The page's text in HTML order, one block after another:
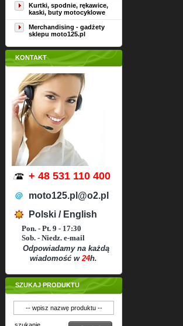
Kurtki, spodnie, rękawice,
kaski, buty motocyklowe
Merchandising - gadżety
sklepu moto125.pl
KONTAKT
+ 48 531 110 400
moto125.pl@o2.pl
Polski / English
Pon. - Pt. 9 - 17:30
Sob. - Niedz. e-mail
Odpowiadamy na każdą
wiadomość w24h.
SZUKAJ PRODUKTU